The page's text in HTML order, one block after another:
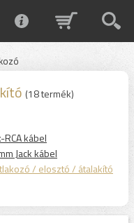
(18 termék)
RCA kábel
Jack kábel
/ elosztó / átalakító